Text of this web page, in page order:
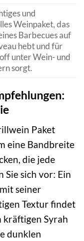
und
Weinpaket, das
Barbecues auf
hebt und für
unter Wein- und
sorgt.
Paket
eine Bandbreite
die jede
Sie sich vor: Ein
seiner
Textur findet
kräftigen Syrah
dunklen